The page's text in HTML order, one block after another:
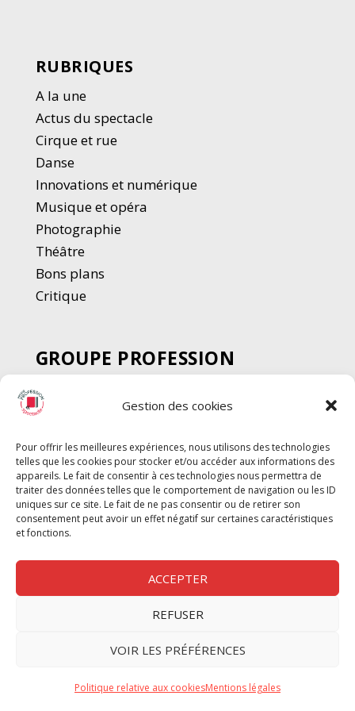
Gestion des cookies
Pour offrir les meilleures expériences, nous utilisons des technologies
telles que les cookies pour stocker et/ou accéder aux informations des
appareils. Le fait de consentir à ces technologies nous permettra de
traiter des données telles que le comportement de navigation ou les ID
uniques sur ce site. Le fait de ne pas consentir ou de retirer son
consentement peut avoir un effet négatif sur certaines caractéristiques
et fonctions.
ACCEPTER
REFUSER
VOIR LES PRÉFÉRENCES
Politique relative aux cookiesMentions légales
RUBRIQUES
A la une
Actus du spectacle
Cirque et rue
Danse
Innovations et numérique
Musique et opéra
Photographie
Théâtre
Bons plans
Critique
GROUPE PROFESSION
SPECTACLE
Chèque Intermittents
Chèque Compta
Chèque Emploi Spectacle
G-Pods
Profession Audio-visuel
Nous contacter